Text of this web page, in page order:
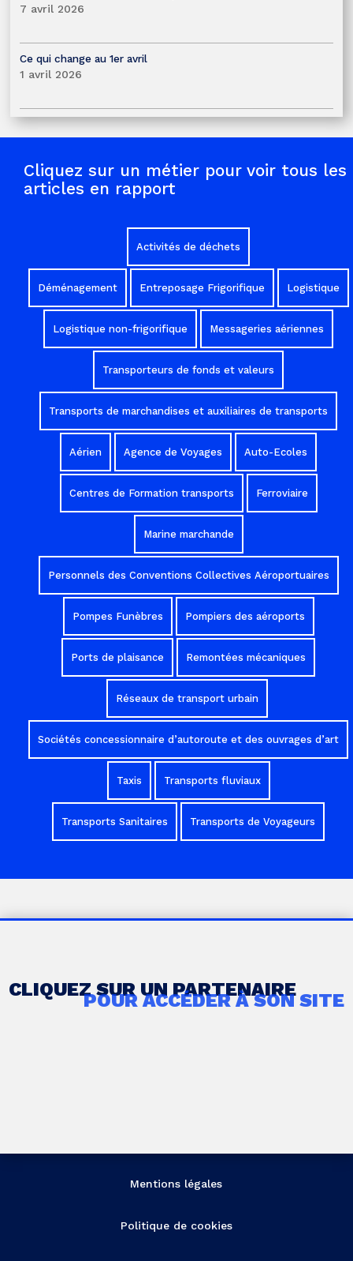
7 avril 2026
Ce qui change au 1er avril
1 avril 2026
Cliquez sur un métier pour voir tous les
articles en rapport
Activités de déchets
Déménagement Entreposage Frigorifique Logistique
Logistique non-frigorifique Messageries aériennes
Transporteurs de fonds et valeurs
Transports de marchandises et auxiliaires de transports
Aérien Agence de Voyages Auto-Ecoles
Centres de Formation transports Ferroviaire
Marine marchande
Personnels des Conventions Collectives Aéroportuaires
Pompes Funèbres Pompiers des aéroports
Ports de plaisance Remontées mécaniques
Réseaux de transport urbain
Sociétés concessionnaire d’autoroute et des ouvrages d’art
Taxis Transports fluviaux
Transports Sanitaires Transports de Voyageurs
CLIQUEZ SUR UN PARTENAIRE
POUR ACCÉDER À SON SITE
Mentions légales
Politique de cookies